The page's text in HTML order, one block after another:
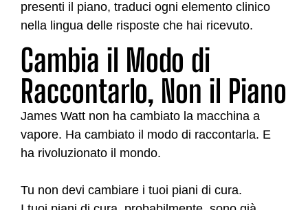
presenti il piano, traduci ogni elemento clinico
nella lingua delle risposte che hai ricevuto.
Cambia il Modo di
Raccontarlo, Non il Piano
James Watt non ha cambiato la macchina a
vapore. Ha cambiato il modo di raccontarla. E
ha rivoluzionato il mondo.
Tu non devi cambiare i tuoi piani di cura.